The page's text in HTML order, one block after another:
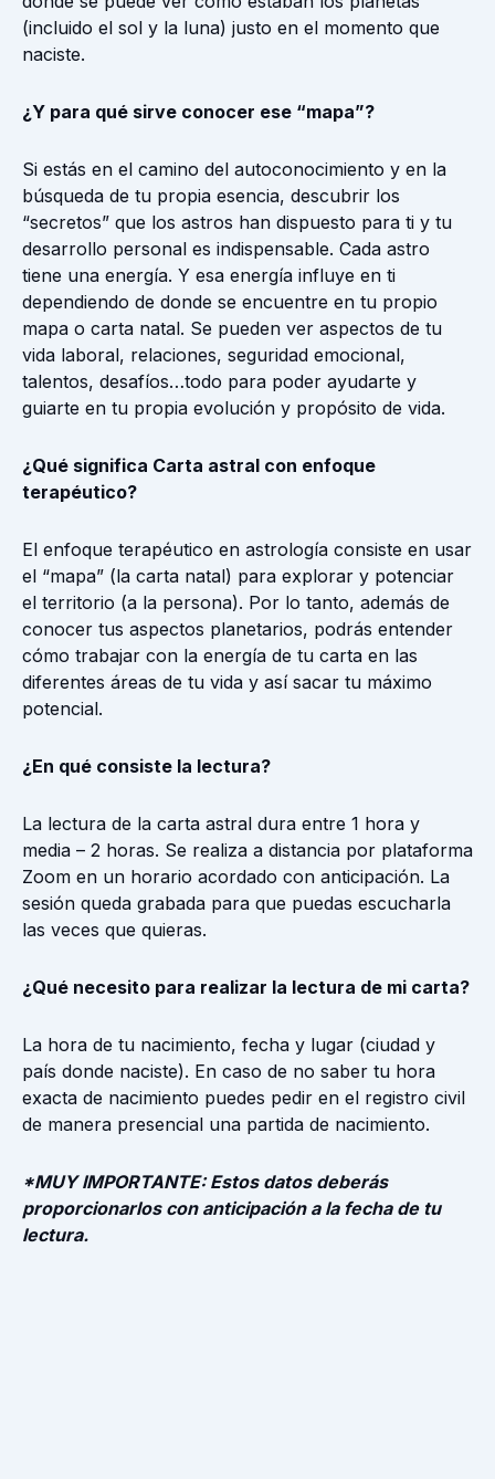
(incluido el sol y la luna) justo en el momento que
naciste.
¿Y para qué sirve conocer ese “mapa”?
Si estás en el camino del autoconocimiento y en la
búsqueda de tu propia esencia, descubrir los
“secretos” que los astros han dispuesto para ti y tu
desarrollo personal es indispensable. Cada astro
tiene una energía. Y esa energía influye en ti
dependiendo de donde se encuentre en tu propio
mapa o carta natal. Se pueden ver aspectos de tu
vida laboral, relaciones, seguridad emocional,
talentos, desafíos…todo para poder ayudarte y
guiarte en tu propia evolución y propósito de vida.
¿Qué significa Carta astral con enfoque
terapéutico?
El enfoque terapéutico en astrología consiste en usar
el “mapa” (la carta natal) para explorar y potenciar
el territorio (a la persona). Por lo tanto, además de
conocer tus aspectos planetarios, podrás entender
cómo trabajar con la energía de tu carta en las
diferentes áreas de tu vida y así sacar tu máximo
potencial.
¿En qué consiste la lectura?
La lectura de la carta astral dura entre 1 hora y
media – 2 horas. Se realiza a distancia por plataforma
Zoom en un horario acordado con anticipación. La
sesión queda grabada para que puedas escucharla
las veces que quieras.
¿Qué necesito para realizar la lectura de mi carta?
La hora de tu nacimiento, fecha y lugar (ciudad y
país donde naciste). En caso de no saber tu hora
exacta de nacimiento puedes pedir en el registro civil
de manera presencial una partida de nacimiento.
*MUY IMPORTANTE: Estos datos deberás
proporcionarlos con anticipación a la fecha de tu
lectura.